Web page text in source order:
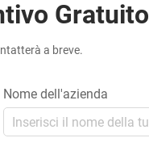
Gratuito
a breve.
Nome dell'azienda